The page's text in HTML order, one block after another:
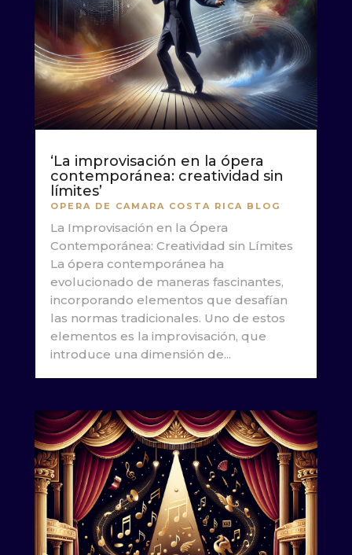
‘La improvisación en la ópera
contemporánea: creatividad sin
límites’
OPERA DE CAMARA COSTA RICA BLOG
La Improvisación en la Ópera
Contemporánea: Creatividad sin Límites
La ópera contemporánea ha
evolucionado de maneras fascinantes,
incorporando elementos que desafían
las normas tradicionales. Uno de estos
elementos es la improvisación, que
introduce una dimensión de...